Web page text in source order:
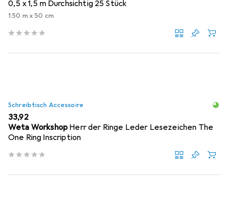
0,5 x 1,5 m Durchsichtig 25 Stück
1.50 m x 50 cm
Schreibtisch Accessoire
EUR
33,92
Weta Workshop Herr der Ringe Leder Lesezeichen The
One Ring Inscription